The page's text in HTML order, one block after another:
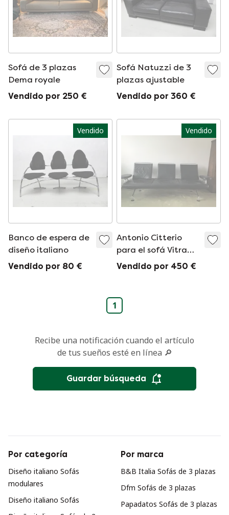
Sofá de 3 plazas
Dema royale
Vendido por 250 €
Sofá Natuzzi de 3
plazas ajustable
Vendido por 360 €
Vendido
Banco de espera de
diseño italiano
Vendido por 80 €
Vendido
Antonio Citterio
para el sofá Vitra
Area
Vendido por 450 €
1
Recibe una notificación cuando el artículo
de tus sueños esté en línea 🔎
Guardar búsqueda
Por categoría
Diseño italiano Sofás
modulares
Diseño italiano Sofás
Por marca
B&B Italia Sofás de 3 plazas
Dfm Sofás de 3 plazas
Papadatos Sofás de 3 plazas